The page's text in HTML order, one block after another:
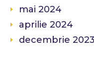
mai 2024
aprilie 2024
decembrie 2023